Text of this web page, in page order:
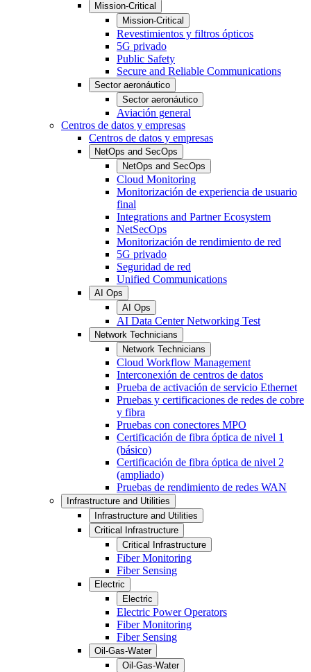
Mission-Critical
Mission-Critical
Revestimientos y filtros ópticos
5G privado
Public Safety
Secure and Reliable Communications
Sector aeronáutico
Sector aeronáutico
Aviación general
Centros de datos y empresas
Centros de datos y empresas
NetOps and SecOps
NetOps and SecOps
Cloud Monitoring
Monitorización de experiencia de usuario
final
Integrations and Partner Ecosystem
NetSecOps
Monitorización de rendimiento de red
5G privado
Seguridad de red
Unified Communications
AI Ops
AI Ops
AI Data Center Networking Test
Network Technicians
Network Technicians
Cloud Workflow Management
Interconexión de centros de datos
Prueba de activación de servicio Ethernet
Pruebas y certificaciones de redes de cobre
y fibra
Pruebas con conectores MPO
Certificación de fibra óptica de nivel 1
(básico)
Certificación de fibra óptica de nivel 2
(ampliado)
Pruebas de rendimiento de redes WAN
Infrastructure and Utilities
Infrastructure and Utilities
Critical Infrastructure
Critical Infrastructure
Fiber Monitoring
Fiber Sensing
Electric
Electric
Electric Power Operators
Fiber Monitoring
Fiber Sensing
Oil-Gas-Water
Oil-Gas-Water